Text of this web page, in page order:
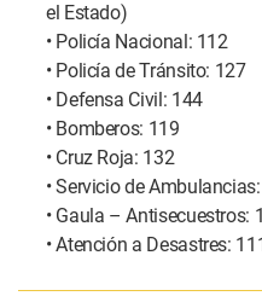
el Estado)
• Policía Nacional: 112
• Policía de Tránsito: 127
• Defensa Civil: 144
• Bomberos: 119
• Cruz Roja: 132
• Servicio de
• Gaula – Antisecuestros:
• Atención a Desastres: 111